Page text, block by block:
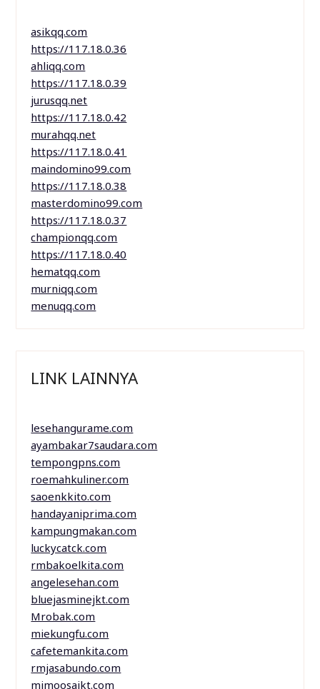
asikqq.com
https://117.18.0.36
ahliqq.com
https://117.18.0.39
jurusqq.net
https://117.18.0.42
murahqq.net
https://117.18.0.41
maindomino99.com
https://117.18.0.38
masterdomino99.com
https://117.18.0.37
championqq.com
https://117.18.0.40
hematqq.com
murniqq.com
menuqq.com
LINK LAINNYA
lesehangurame.com
ayambakar7saudara.com
tempongpns.com
roemahkuliner.com
saoenkkito.com
handayaniprima.com
kampungmakan.com
luckycatck.com
rmbakoelkita.com
angelesehan.com
bluejasminejkt.com
Mrobak.com
miekungfu.com
cafetemankita.com
rmjasabundo.com
mimoosajkt.com